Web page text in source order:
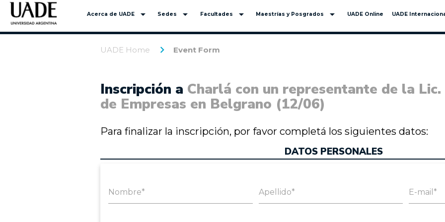
Acerca de UADE arrow_drop_down Sedes arrow_drop_down Facultades arrow_drop_down Maestrías y Posgrados arrow_drop_down UADE Online UADE
UADE Home Event Form
Inscripción a Charlá con un representante de la
de Empresas en Belgrano (12/06)
Para finalizar la inscripción, por favor completá los siguientes datos:
DATOS PERSONALES
Nombre* Apellido* E-mail*